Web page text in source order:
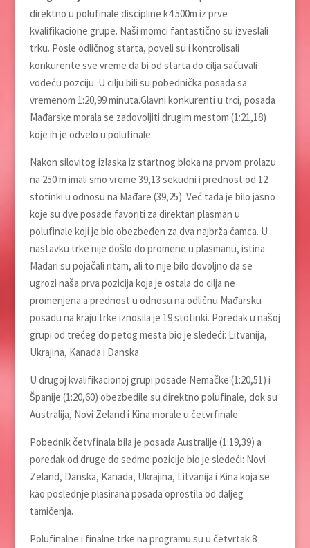
direktno u polufinale discipline k4 500m iz prve
kvalifikacione grupe. Naši momci fantastično su izveslali
trku. Posle odličnog starta, poveli su i kontrolisali
konkurente sve vreme da bi od starta do cilja sačuvali
vodeću pozciju. U cilju bili su pobednička posada sa
vremenom 1:20,99 minuta.Glavni konkurenti u trci, posada
Mađarske morala se zadovoljiti drugim mestom (1:21,18)
koje ih je odvelo u polufinale.
Nakon silovitog izlaska iz startnog bloka na prvom prolazu
na 250 m imali smo vreme 39,13 sekudni i prednost od 12
stotinki u odnosu na Mađare (39,25). Već tada je bilo jasno
koje su dve posade favoriti za direktan plasman u
polufinale koji je bio obezbeđen za dva najbrža čamca. U
nastavku trke nije došlo do promene u plasmanu, istina
Mađari su pojačali ritam, ali to nije bilo dovoljno da se
ugrozi naša prva pozicija koja je ostala do cilja ne
promenjena a prednost u odnosu na odličnu Mađarsku
posadu na kraju trke iznosila je 19 stotinki. Poredak u našoj
grupi od trećeg do petog mesta bio je sledeći: Litvanija,
Ukrajina, Kanada i Danska.
U drugoj kvalifikacionoj grupi posade Nemačke (1:20,51) i
Španije (1:20,60) obezbedile su direktno polufinale, dok su
Australija, Novi Zeland i Kina morale u četvrfinale.
Pobednik četvfinala bila je posada Australije (1:19,39) a
poredak od druge do sedme pozicije bio je sledeći: Novi
Zeland, Danska, Kanada, Ukrajina, Litvanija i Kina koja se
kao poslednje plasirana posada oprostila od daljeg
tamičenja.
Polufinalne i finalne trke na programu su u četvrtak 8